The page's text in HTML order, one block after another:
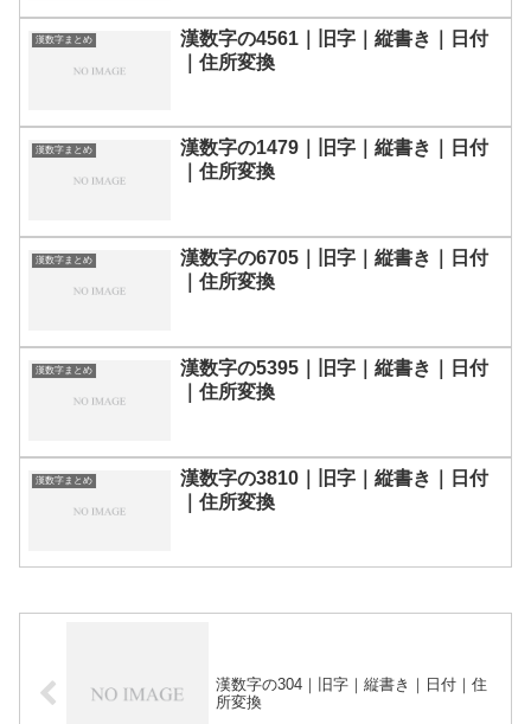
漢数字まとめ
漢数字の4561｜旧字｜縦書き｜日付
｜住所変換
漢数字まとめ
漢数字の1479｜旧字｜縦書き｜日付
｜住所変換
漢数字まとめ
漢数字の6705｜旧字｜縦書き｜日付
｜住所変換
漢数字まとめ
漢数字の5395｜旧字｜縦書き｜日付
｜住所変換
漢数字まとめ
漢数字の3810｜旧字｜縦書き｜日付
｜住所変換
漢数字の304｜旧字｜縦書き｜日付｜住
所変換